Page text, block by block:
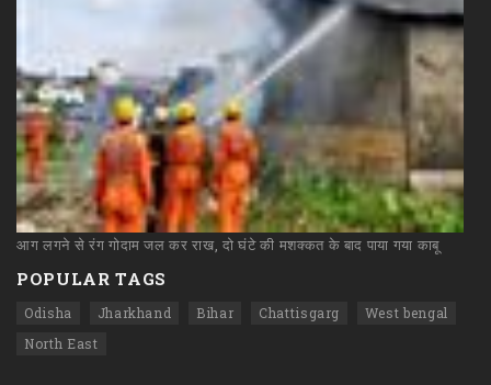
आग लगने से रंग गोदाम जल कर राख, दो घंटे की मशक्कत के बाद पाया गया काबू
POPULAR TAGS
Odisha Jharkhand Bihar Chattisgarg
West bengal
North East